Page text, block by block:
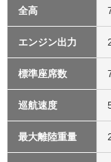
全高
エンジン出力
標準座席数
巡航速度
最大離陸重量